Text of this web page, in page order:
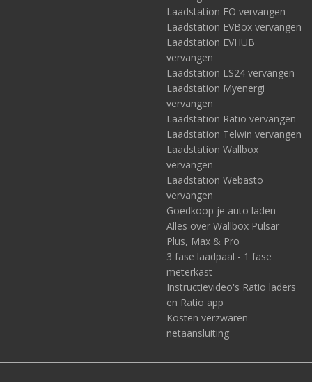
Laadstation EO vervangen
Laadstation EVBox vervangen
Laadstation EVHUB
vervangen
Laadstation LS24 vervangen
Laadstation Myenergi
vervangen
Laadstation Ratio vervangen
Laadstation Telwin vervangen
Laadstation Wallbox
vervangen
Laadstation Webasto
vervangen
Goedkoop je auto laden
Alles over Wallbox Pulsar
Plus, Max & Pro
3 fase laadpaal - 1 fase
meterkast
Instructievideo's Ratio laders
en Ratio app
Kosten verzwaren
netaansluiting